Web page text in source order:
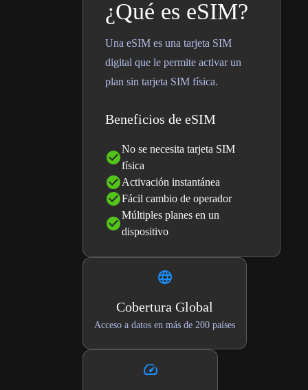
¿Qué es eSIM?
Una eSIM es una tarjeta SIM
digital que le permite activar un
plan sin tarjeta SIM física.
Beneficios de eSIM
No se necesita tarjeta SIM
física
Activación instantánea
Fácil cambio de operador
Múltiples planes en un
dispositivo
Cobertura Global
Acceso a datos en más de 200 países